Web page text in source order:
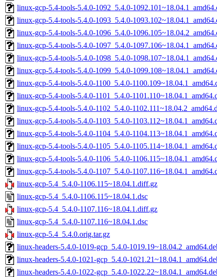
linux-gcp-5.4-tools-5.4.0-1092_5.4.0-
linux-gcp-5.4-tools-5.4.0-1093_5.4.0-
linux-gcp-5.4-tools-5.4.0-1096_5.4.0-
linux-gcp-5.4-tools-5.4.0-1097_5.4.0-
linux-gcp-5.4-tools-5.4.0-1098_5.4.0-
linux-gcp-5.4-tools-5.4.0-1099_5.4.0-
linux-gcp-5.4-tools-5.4.0-1100_5.4.0-
linux-gcp-5.4-tools-5.4.0-1101_5.4.0-
linux-gcp-5.4-tools-5.4.0-1102_5.4.0-
linux-gcp-5.4-tools-5.4.0-1103_5.4.0-
linux-gcp-5.4-tools-5.4.0-1104_5.4.0-
linux-gcp-5.4-tools-5.4.0-1105_5.4.0-
linux-gcp-5.4-tools-5.4.0-1106_5.4.0-
linux-gcp-5.4-tools-5.4.0-1107_5.4.0-
linux-gcp-5.4_5.4.0-1106.115~18.04.1.diff.gz
linux-gcp-5.4_5.4.0-1106.115~18.04.1.dsc
linux-gcp-5.4_5.4.0-1107.116~18.04.1.diff.gz
linux-gcp-5.4_5.4.0-1107.116~18.04.1.dsc
linux-gcp-5.4_5.4.0.orig.tar.gz
linux-headers-5.4.0-1019-gcp_5.4.0-
linux-headers-5.4.0-1021-gcp_5.4.0-
linux-headers-5.4.0-1022-gcp_5.4.0-